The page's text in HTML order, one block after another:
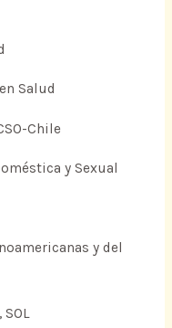
Salud
Chile
y Sexual
y del